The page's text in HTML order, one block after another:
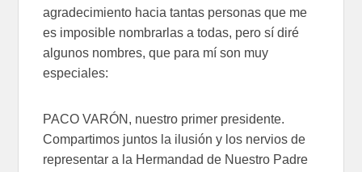
agradecimiento hacia tantas personas que me
es imposible nombrarlas a todas, pero sí diré
algunos nombres, que para mí son muy
especiales:
PACO VARÓN, nuestro primer presidente.
Compartimos juntos la ilusión y los nervios de
representar a la Hermandad de Nuestro Padre